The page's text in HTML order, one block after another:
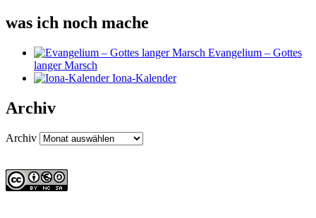
was ich noch mache
Evangelium – Gottes
langer Marsch
Iona-Kalender
Archiv
Archiv